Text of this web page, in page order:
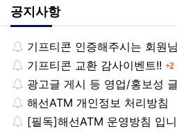
공지사항
기프티콘 인증해주시는 회원님께 추
기프티콘 교환 감사이벤트!! 2
광고글 게시 등 영업/홍보성 글 삭제
해선ATM 개인정보 처리방침
[필독]해선ATM 운영방침 입